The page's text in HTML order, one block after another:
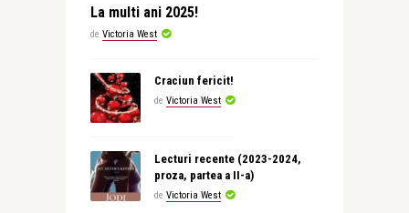
La multi ani 2025!
de Victoria West
Craciun fericit!
de Victoria West
Lecturi recente (2023-2024,
proza, partea a II-a)
de Victoria West